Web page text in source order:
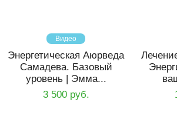
Видео
Энергетическая Аюрведа
Самадева. Базовый
уровень | Эмма...
3 500 руб.